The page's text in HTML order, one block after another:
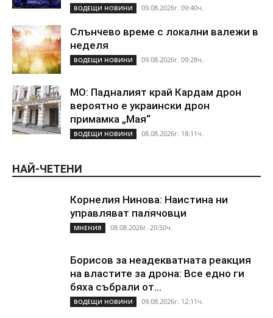
ВОДЕЩИ НОВИНИ 09.08.2026г. 09:40ч.
Слънчево време с локални валежи в
неделя
ВОДЕЩИ НОВИНИ 09.08.2026г. 09:28ч.
МО: Падналият край Кардам дрон
вероятно е украински дрон
примамка „Мая“
ВОДЕЩИ НОВИНИ 08.08.2026г. 18:11ч.
НАЙ-ЧЕТЕНИ
Корнелия Нинова: Наистина ни
управляват палячовци
МНЕНИЯ 08.08.2026г. 20:50ч.
Борисов за неадекватната реакция
на властите за дрона: Все едно ги
бяха събрали от...
ВОДЕЩИ НОВИНИ 09.08.2026г. 12:11ч.